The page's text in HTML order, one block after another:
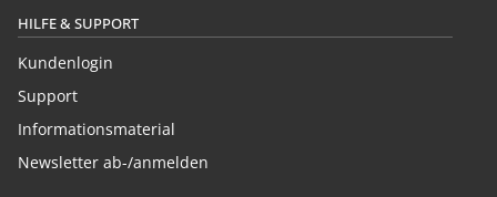
HILFE & SUPPORT
Kundenlogin
Support
Informationsmaterial
Newsletter ab-/anmelden